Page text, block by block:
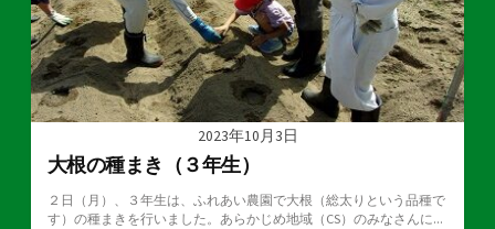
2023年10月3日
大根の種まき（３年生）
２日（月）、３年生は、ふれあい農園で大根（総太りという品種で
す）の種まきを行いました。あらかじめ地域（CS）のみなさんに...